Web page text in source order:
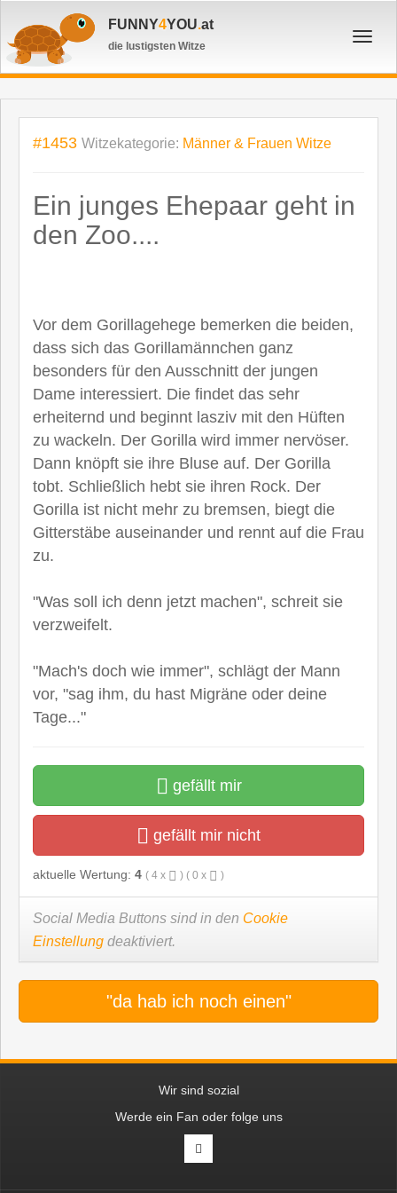
FUNNY4YOU.at
die lustigsten Witze
#1453 Witzekategorie: Männer & Frauen Witze
Ein junges Ehepaar geht in
den Zoo....
Vor dem Gorillagehege bemerken die beiden,
dass sich das Gorillamännchen ganz
besonders für den Ausschnitt der jungen
Dame interessiert. Die findet das sehr
erheiternd und beginnt lasziv mit den Hüften
zu wackeln. Der Gorilla wird immer nervöser.
Dann knöpft sie ihre Bluse auf. Der Gorilla
tobt. Schließlich hebt sie ihren Rock. Der
Gorilla ist nicht mehr zu bremsen, biegt die
Gitterstäbe auseinander und rennt auf die Frau
zu.
"Was soll ich denn jetzt machen", schreit sie
verzweifelt.
"Mach's doch wie immer", schlägt der Mann
vor, "sag ihm, du hast Migräne oder deine
Tage..."
gefällt mir
gefällt mir nicht
aktuelle Wertung: 4 ( 4 x ) ( 0 x )
Social Media Buttons sind in den Cookie
Einstellung deaktiviert.
"da hab ich noch einen"
Wir sind sozial
Werde ein Fan oder folge uns